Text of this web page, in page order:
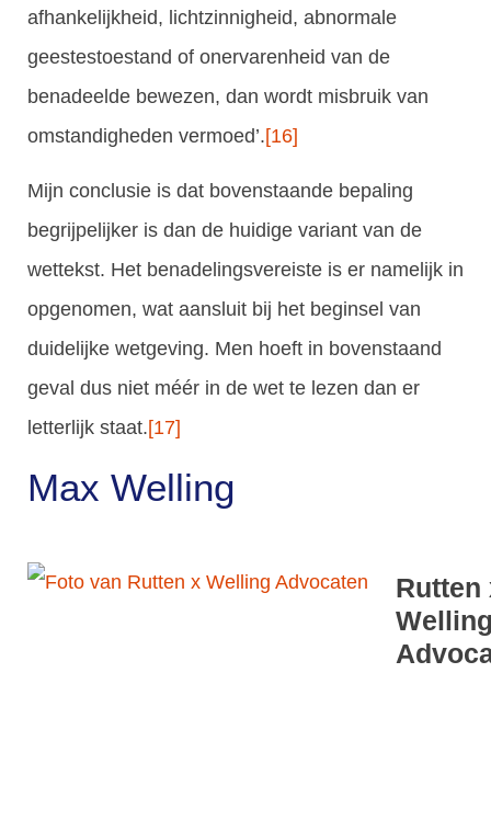
afhankelijkheid, lichtzinnigheid, abnormale
geestestoestand of onervarenheid van de
benadeelde bewezen, dan wordt misbruik van
omstandigheden vermoed’.[16]
Mijn conclusie is dat bovenstaande bepaling
begrijpelijker is dan de huidige variant van de
wettekst. Het benadelingsvereiste is er namelijk in
opgenomen, wat aansluit bij het beginsel van
duidelijke wetgeving. Men hoeft in bovenstaand
geval dus niet méér in de wet te lezen dan er
letterlijk staat.[17]
Max Welling
Rutten